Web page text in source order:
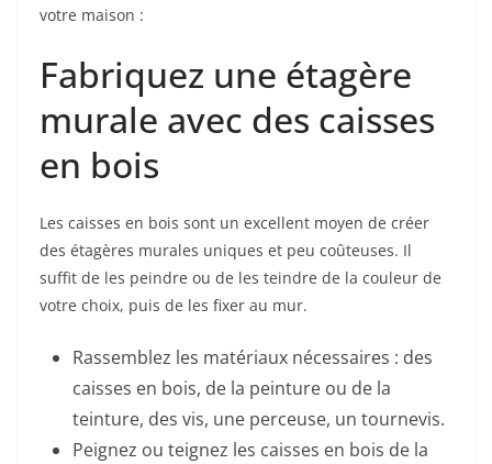
votre maison :
Fabriquez une étagère
murale avec des caisses
en bois
Les caisses en bois sont un excellent moyen de créer
des étagères murales uniques et peu coûteuses. Il
suffit de les peindre ou de les teindre de la couleur de
votre choix, puis de les fixer au mur.
Rassemblez les matériaux nécessaires : des
caisses en bois, de la peinture ou de la
teinture, des vis, une perceuse, un tournevis.
Peignez ou teignez les caisses en bois de la